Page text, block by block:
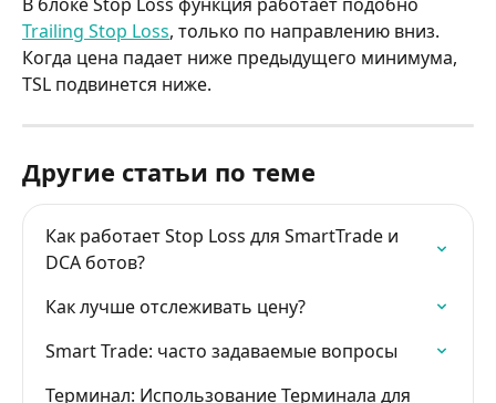
Trailing Stop Loss, только по направлению вниз.
Когда цена падает ниже предыдущего минимума,
TSL подвинется ниже.
Другие статьи по теме
Как работает Stop Loss для SmartTrade и
DCA ботов?
Как лучше отслеживать цену?
Smart Trade: часто задаваемые вопросы
Терминал: Использование Терминала для